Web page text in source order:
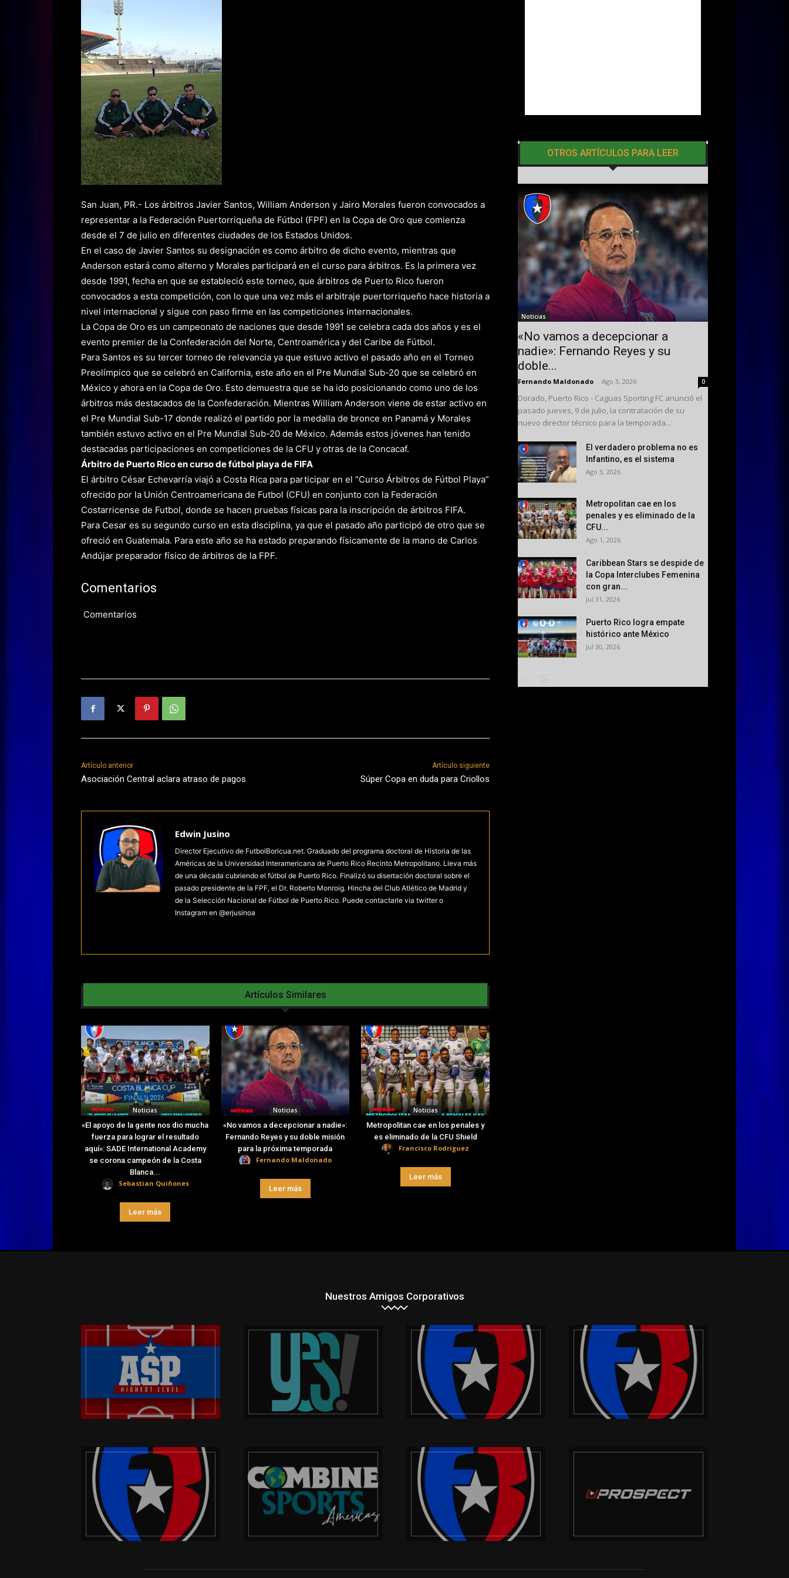
San Juan, PR.- Los árbitros Javier Santos, William Anderson y Jairo Morales fueron convocados a
representar a la Federación Puertorriqueña de Fútbol (FPF) en la Copa de Oro que comienza
desde el 7 de julio en diferentes ciudades de los Estados Unidos.
En el caso de Javier Santos su designación es como árbitro de dicho evento, mientras que
Anderson estará como alterno y Morales participará en el curso para árbitros. Es la primera vez
desde 1991, fecha en que se estableció este torneo, que árbitros de Puerto Rico fueron
convocados a esta competición, con lo que una vez más el arbitraje puertorriqueño hace historia a
nivel internacional y sigue con paso firme en las competiciones internacionales.
La Copa de Oro es un campeonato de naciones que desde 1991 se celebra cada dos años y es el
evento premier de la Confederación del Norte, Centroamérica y del Caribe de Fútbol.
Para Santos es su tercer torneo de relevancia ya que estuvo activo el pasado año en el Torneo
Preolímpico que se celebró en California, este año en el Pre Mundial Sub-20 que se celebró en
México y ahora en la Copa de Oro. Esto demuestra que se ha ido posicionando como uno de los
árbitros más destacados de la Confederación. Mientras William Anderson viene de estar activo en
el Pre Mundial Sub-17 donde realizó el partido por la medalla de bronce en Panamá y Morales
también estuvo activo en el Pre Mundial Sub-20 de México. Además estos jóvenes han tenido
destacadas participaciones en competiciones de la CFU y otras de la Concacaf.
Árbitro de Puerto Rico en curso de fútbol playa de FIFA
El árbitro César Echevarría viajó a Costa Rica para participar en el “Curso Árbitros de Fútbol Playa”
ofrecido por la Unión Centroamericana de Futbol (CFU) en conjunto con la Federación
Costarricense de Futbol, donde se hacen pruebas físicas para la inscripción de árbitros FIFA.
Para Cesar es su segundo curso en esta disciplina, ya que el pasado año participó de otro que se
ofreció en Guatemala. Para este año se ha estado preparando físicamente de la mano de Carlos
Andújar preparador físico de árbitros de la FPF.
Comentarios
Comentarios
Artículo anterior
Asociación Central aclara atraso de pagos
Artículo siguiente
Súper Copa en duda para Criollos
Edwin Jusino
Director Ejecutivo de FutbolBoricua.net. Graduado del programa doctoral de Historia de las
Américas de la Universidad Interamericana de Puerto Rico Recinto Metropolitano. Lleva más
de una década cubriendo el fútbol de Puerto Rico. Finalizó su disertación doctoral sobre el
pasado presidente de la FPF, el Dr. Roberto Monroig. Hincha del Club Atlético de Madrid y
de la Selección Nacional de Fútbol de Puerto Rico. Puede contactarle via twitter o
Instagram en @erjusinoa
Artículos Similares
Noticias
«El apoyo de la gente nos dio mucha
fuerza para lograr el resultado
aquí»: SADE International Academy
se corona campeón de la Costa
Blanca...
Sebastian Quiñones
Leer más
Noticias
«No vamos a decepcionar a nadie»:
Fernando Reyes y su doble misión
para la próxima temporada
Fernando Maldonado
Leer más
Noticias
Metropolitan cae en los penales y
es eliminado de la CFU Shield
Francisco Rodríguez
Leer más
OTROS ARTÍCULOS PARA LEER
Noticias
«No vamos a decepcionar a
nadie»: Fernando Reyes y su
doble...
Fernando Maldonado Ago 3, 2026 0
Dorado, Puerto Rico - Caguas Sporting FC anunció el
pasado jueves, 9 de julio, la contratación de su
nuevo director técnico para la temporada...
El verdadero problema no es
Infantino, es el sistema
Ago 3, 2026
Metropolitan cae en los
penales y es eliminado de la
CFU...
Ago 1, 2026
Caribbean Stars se despide de
la Copa Interclubes Femenina
con gran...
Jul 31, 2026
Puerto Rico logra empate
histórico ante México
Jul 30, 2026
Nuestros Amigos Corporativos